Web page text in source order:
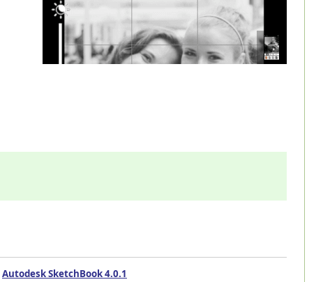
Autodesk SketchBook 4.0.1